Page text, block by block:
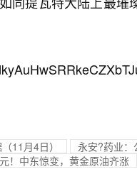
11月4日）
永安?药业：
！中东惊变，黄金原油齐涨